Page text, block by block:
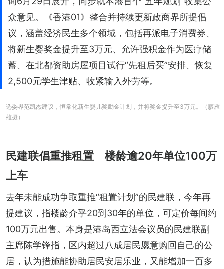
众意见。《香港01》整合并持续更新政商界所提倡
议，涵盖经济民生多个领域，包括再派电子消费券、
将新生婴奖金提升至3万元、允许强积金作为医疗储
蓄、在北都资助房屋项目试行“先租后买”安排、恢复
2,500元学生津贴、收紧输入外劳等。
选委界范凯杰建议，恒常化新生婴儿奖励金计划，并将奖金提升至3万元。（廖雁
雄摄）
民建联倡重推租置 楼龄逾20年单位100万
上车
去年未能成功争取重推“租置计划”的民建联，今年再
提建议，指楼龄介乎20到30年的单位，可定价每间约
100万元出售。本身是港岛西立法会议员的民建联副
主席陈学锋指，区内超过八成居民愿意购回自己的公
居，认为措施能协助居民安居乐业，又能增加一百多